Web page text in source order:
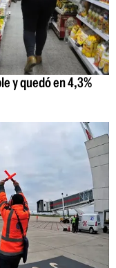
y quedó en 4,3%